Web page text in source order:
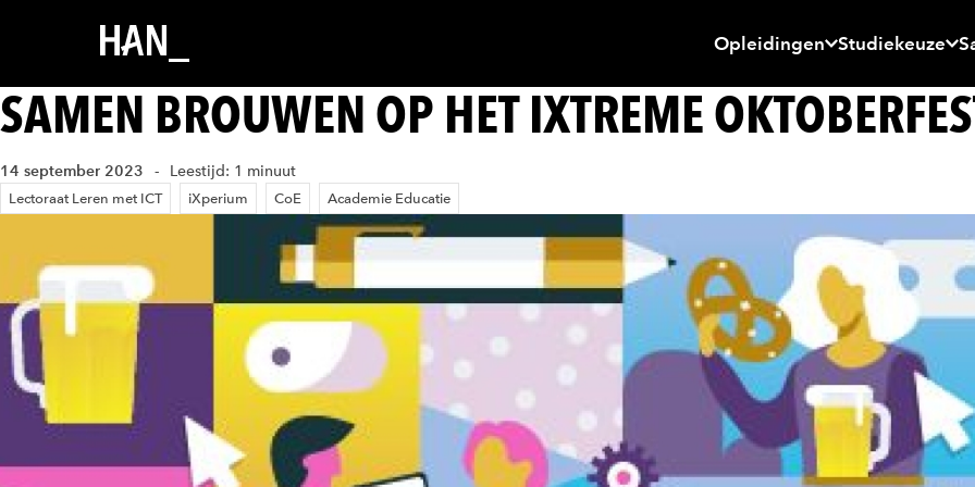
Opleidingen Studiekeuze
SAMEN BROUWEN OP HET IXTREME
14 september 2023 Leestijd: 1 minuut
Lectoraat Leren met ICT iXperium CoE Academie Educatie